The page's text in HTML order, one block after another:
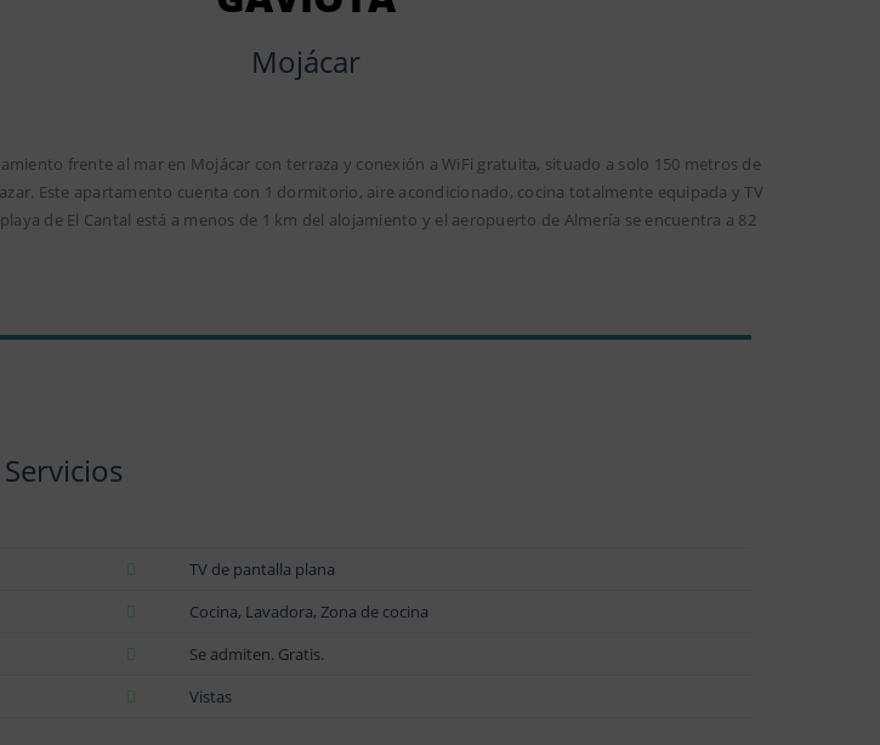
Mojácar
frente al mar en Mojácar con terraza y conexión a WiFi gratuita, situado a solo 150 metros de
Este apartamento cuenta con 1 dormitorio, aire acondicionado, cocina totalmente equipada y TV
de El Cantal está a menos de 1 km del alojamiento y el aeropuerto de Almería se encuentra a 82
Servicios
TV de pantalla plana
Cocina, Lavadora, Zona de cocina
Se admiten. Gratis.
Vistas